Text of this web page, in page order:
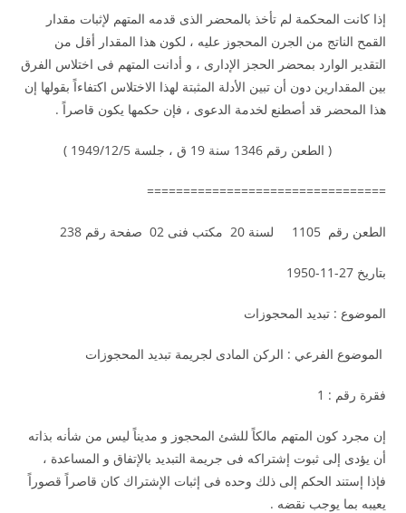
إذا كانت المحكمة لم تأخذ بالمحضر الذى قدمه المتهم لإثبات مقدار
القمح الناتج من الجرن المحجوز عليه ، لكون هذا المقدار أقل من
التقدير الوارد بمحضر الحجز الإدارى ، و أدانت المتهم فى اختلاس الفرق
بين المقدارين دون أن تبين الأدلة المثبتة لهذا الاختلاس اكتفاءاً بقولها إن
هذا المحضر قد أصطنع لخدمة الدعوى ، فإن حكمها يكون قاصراً .
( الطعن رقم 1346 سنة 19 ق ، جلسة 1949/12/5 )
=================================
الطعن رقم 1105 لسنة 20 مكتب فنى 02 صفحة رقم 238
بتاريخ 27-11-1950
الموضوع : تبديد المحجوزات
الموضوع الفرعي : الركن المادى لجريمة تبديد المحجوزات
فقرة رقم : 1
إن مجرد كون المتهم مالكاً للشئ المحجوز و مديناً ليس من شأنه بذاته
أن يؤدى إلى ثبوت إشتراكه فى جريمة التبديد بالإتفاق و المساعدة ،
فإذا إستند الحكم إلى ذلك وحده فى إثبات الإشتراك كان قاصراً قصوراً
يعيبه بما يوجب نقضه .